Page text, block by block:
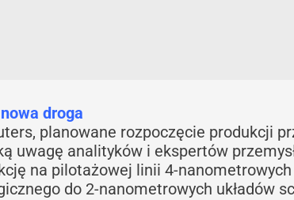
nowa droga
planowane rozpoczęcie produkcji
uwagę analityków i ekspertów
na pilotażowej linii 4-
do 2-nanometrowych układów